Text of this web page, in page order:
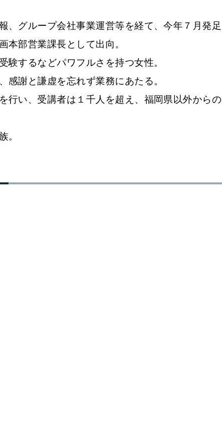
、グループ会社事業運営等を経て、今年７月発足
本部営業課長として出向。
験するなどパワフルさを持つ女性。
感謝と謙虚を忘れず業務にあたる。
行い、受講者は１千人を超え、福岡県以外からの
。